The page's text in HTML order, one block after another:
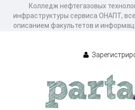
Колледж нефтегазовых
инфраструктуры сервиса ОНАПТ,
описанием факультетов и